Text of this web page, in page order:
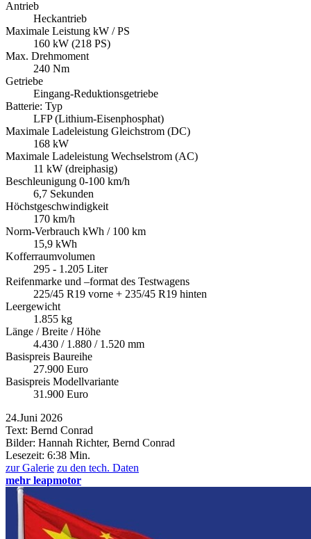
Antrieb
Heckantrieb
Maximale Leistung kW / PS
160 kW (218 PS)
Max. Drehmoment
240 Nm
Getriebe
Eingang-Reduktionsgetriebe
Batterie: Typ
LFP (Lithium-Eisenphosphat)
Maximale Ladeleistung Gleichstrom (DC)
168 kW
Maximale Ladeleistung Wechselstrom (AC)
11 kW (dreiphasig)
Beschleunigung 0-100 km/h
6,7 Sekunden
Höchstgeschwindigkeit
170 km/h
Norm-Verbrauch kWh / 100 km
15,9 kWh
Kofferraumvolumen
295 - 1.205 Liter
Reifenmarke und –format des Testwagens
225/45 R19 vorne + 235/45 R19 hinten
Leergewicht
1.855 kg
Länge / Breite / Höhe
4.430 / 1.880 / 1.520 mm
Basispreis Baureihe
27.900 Euro
Basispreis Modellvariante
31.900 Euro
24.Juni 2026
Text: Bernd Conrad
Bilder: Hannah Richter, Bernd Conrad
Lesezeit: 6:38 Min.
zur Galerie zu den tech. Daten
mehr leapmotor